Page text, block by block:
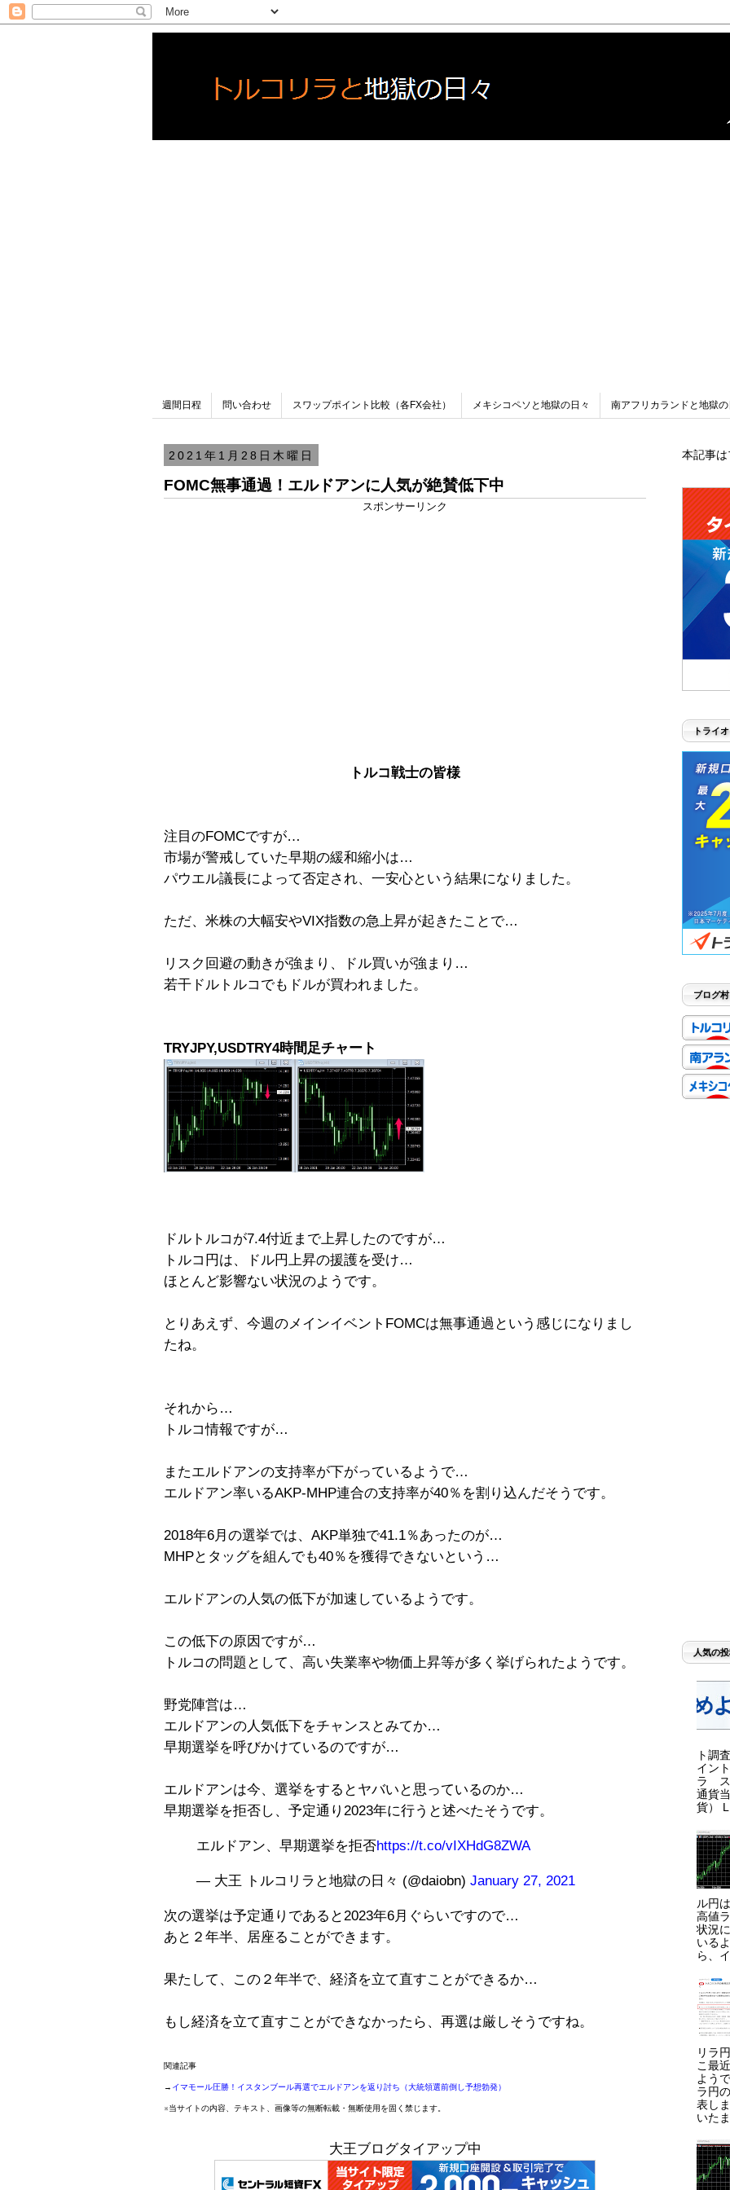
週間日程 問い合わせ スワップポイント比較（各FX会社） メキシコペソと地獄の日々 南アフリカランドと地獄
2021年1月28日木曜日
FOMC無事通過！エルドアンに人気が絶賛低下中
スポンサーリンク
トルコ戦士の皆様
注目のFOMCですが…
市場が警戒していた早期の緩和縮小は…
パウエル議長によって否定され、一安心という結果になりました。
ただ、米株の大幅安やVIX指数の急上昇が起きたことで…
リスク回避の動きが強まり、ドル買いが強まり…
若干ドルトルコでもドルが買われました。
TRYJPY,USDTRY4時間足チャート
ドルトルコが7.4付近まで上昇したのですが…
トルコ円は、ドル円上昇の援護を受け…
ほとんど影響ない状況のようです。
とりあえず、今週のメインイベントFOMCは無事通過という感じになりまし
たね。
それから…
トルコ情報ですが…
またエルドアンの支持率が下がっているようで…
エルドアン率いるAKP-MHP連合の支持率が40％を割り込んだそうです。
2018年6月の選挙では、AKP単独で41.1％あったのが…
MHPとタッグを組んでも40％を獲得できないという…
エルドアンの人気の低下が加速しているようです。
この低下の原因ですが…
トルコの問題として、高い失業率や物価上昇等が多く挙げられたようです。
野党陣営は…
エルドアンの人気低下をチャンスとみてか…
早期選挙を呼びかけているのですが…
エルドアンは今、選挙をするとヤバいと思っているのか…
早期選挙を拒否し、予定通り2023年に行うと述べたそうです。
エルドアン、早期選挙を拒否https://t.co/vIXHdG8ZWA
— 大王 トルコリラと地獄の日々 (@daiobn) January 27, 2021
次の選挙は予定通りであると2023年6月ぐらいですので…
あと２年半、居座ることができます。
果たして、この２年半で、経済を立て直すことができるか…
もし経済を立て直すことができなかったら、再選は厳しそうですね。
関連記事
→ イマモール圧勝！イスタンブール再選でエルドアンを返り討ち（大統領選前倒し予想勃発）
※当サイトの内容、テキスト、画像等の無断転載・無断使用を固く禁じます。
大王ブログタイアップ中
本記事
トライ
ブログ村
人気の
ト調
イン
ラ ス
通貨
貨）
ル円
高値
状況
いる
ら、
リラ
こ最
よう
ラ円
表し
いた